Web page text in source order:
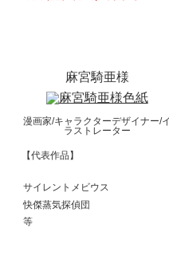
麻宮騎亜様
漫画家/キャラクターデザイナー/イ
ラストレーター
【代表作品】
サイレントメビウス
快傑蒸気探偵団
等